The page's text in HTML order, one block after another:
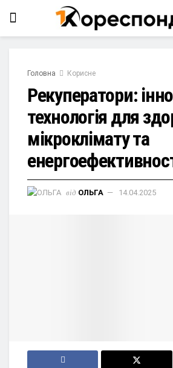
Головна Корисне
Рекуператори:
технологія для
мікроклімату та
від ОЛЬГА 14.04.2025